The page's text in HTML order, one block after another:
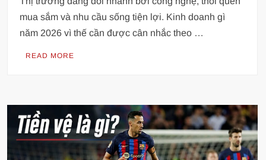
mua sắm và nhu cầu sống tiện lợi. Kinh doanh gì
năm 2026 vì thế cần được cân nhắc theo …
READ MORE